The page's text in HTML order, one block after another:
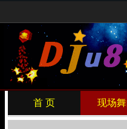
首 页 现场